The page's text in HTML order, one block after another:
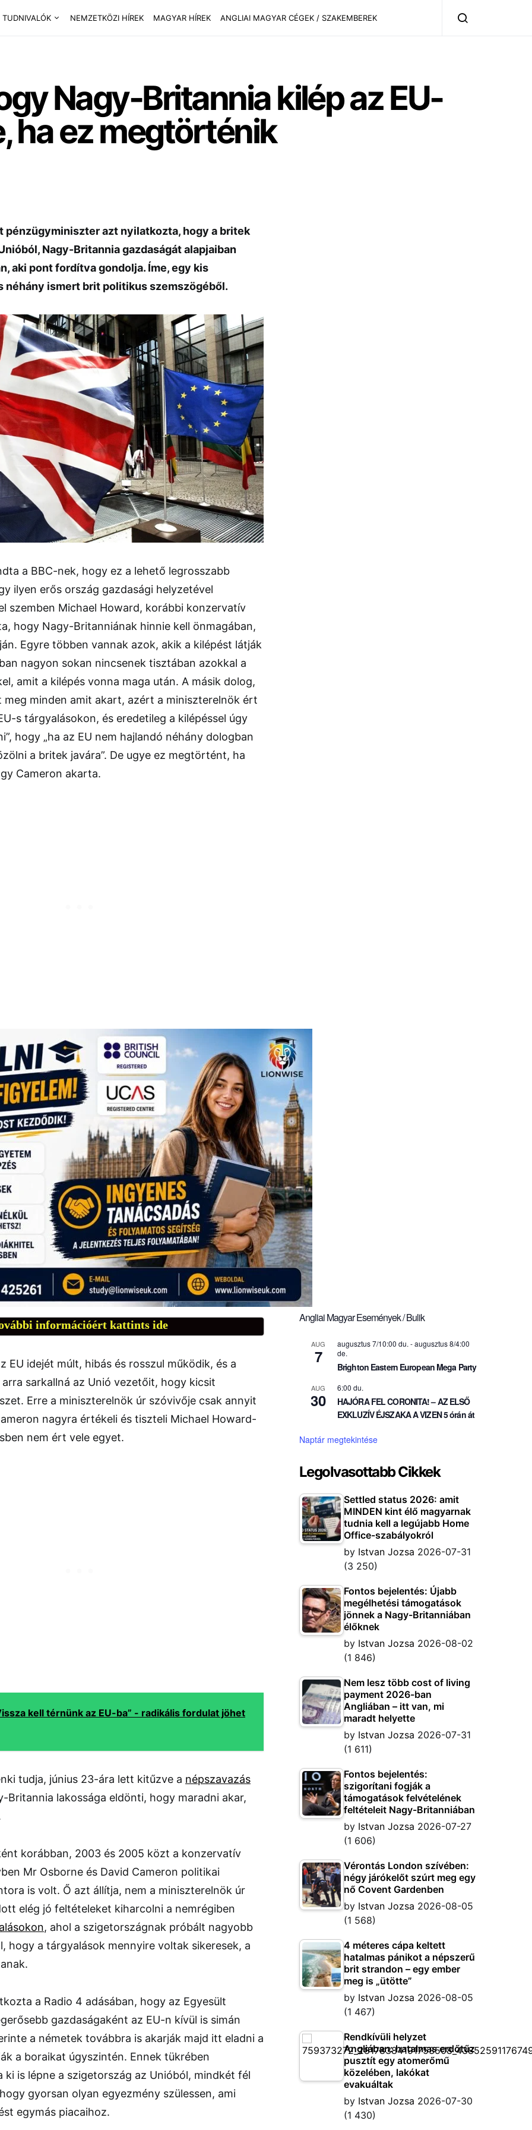
NEMZETKÖZI HÍREK MAGYAR HÍREK ANGLIAI MAGYAR CÉGEK / SZAKEMBEREK
Nagy-Britannia kilép az EU-
ha ez megtörténik
pénzügyminiszter azt nyilatkozta, hogy a britek
Nagy-Britannia gazdaságát alapjaiban
aki pont fordítva gondolja. Íme, egy kis
ismert brit politikus szemszögéből.
a BBC-nek, hogy ez a lehető legrosszabb
ilyen erős ország gazdasági helyzetével
szemben Michael Howard, korábbi konzervatív
hogy Nagy-Britanniának hinnie kell önmagában,
Egyre többen vannak azok, akik a kilépést látják
nagyon sokan nincsenek tisztában azokkal a
amit a kilépés vonna maga után. A másik dolog,
minden amit akart, azért a miniszterelnök ért
s tárgyalásokon, és eredetileg a kilépéssel úgy
hogy „ha az EU nem hajlandó néhány dologban
a britek javára”. De ugye ez megtörtént, ha
Cameron akarta.
információért kattints ide
EU idejét múlt, hibás és rosszul működik, és a
sarkallná az Unió vezetőit, hogy kicsit
Erre a miniszterelnök úr szóvivője csak annyit
nagyra értékeli és tiszteli Michael Howard-
nem ért vele egyet.
kell térnünk az EU-ba” - radikális fordulat jöhet
tudja, június 23-ára lett kitűzve a népszavazás
Britannia lakossága eldönti, hogy maradni akar,
korábban, 2003 és 2005 közt a konzervatív
Mr Osborne és David Cameron politikai
is volt. Ő azt állítja, nem a miniszterelnök úr
elég jó feltételeket kiharcolni a nemrégiben
, ahol a szigetországnak próbált nagyobb
hogy a tárgyalások mennyire voltak sikeresek, a
a Radio 4 adásában, hogy az Egyesült
gazdaságaként az EU-n kívül is simán
a németek továbbra is akarják majd itt eladni a
a boraikat úgyszintén. Ennek tükrében
ki is lépne a szigetország az Unióból, mindkét fél
gyorsan olyan egyezmény szülessen, ami
egymás piacaihoz.
Angliai Magyar Események / Bulik
AUG
7
augusztus 7/10:00 du. -augusztus 8/4:00
de.
Brighton Eastern European Mega Party
AUG
30
6:00 du.
HAJÓRA FEL CORONITA! – AZ ELSŐ
EXKLUZÍV ÉJSZAKA A VIZEN 5 órán át
Naptár megtekintése
Legolvasottabb Cikkek
Settled status 2026: amit
MINDEN kint élő magyarnak
tudnia kell a legújabb Home
Office-szabályokról
by Istvan Jozsa 2026-07-31
(3 250)
Fontos bejelentés: Újabb
megélhetési támogatások
jönnek a Nagy-Britanniában
élőknek
by Istvan Jozsa 2026-08-02
(1 846)
Nem lesz több cost of living
payment 2026-ban
Angliában – itt van, mi
maradt helyette
by Istvan Jozsa 2026-07-31
(1 611)
Fontos bejelentés:
szigorítani fogják a
támogatások felvételének
feltételeit Nagy-Britanniában
by Istvan Jozsa 2026-07-27
(1 606)
Vérontás London szívében:
négy járókelőt szúrt meg egy
nő Covent Gardenben
by Istvan Jozsa 2026-08-05
(1 568)
4 méteres cápa keltett
hatalmas pánikot a népszerű
brit strandon – egy ember
meg is „ütötte”
by Istvan Jozsa 2026-08-05
(1 467)
Rendkívüli helyzet
Angliában: hatalmas erdőtűz
pusztít egy atomerőmű
közelében, lakókat
evakuáltak
by Istvan Jozsa 2026-07-30
(1 430)